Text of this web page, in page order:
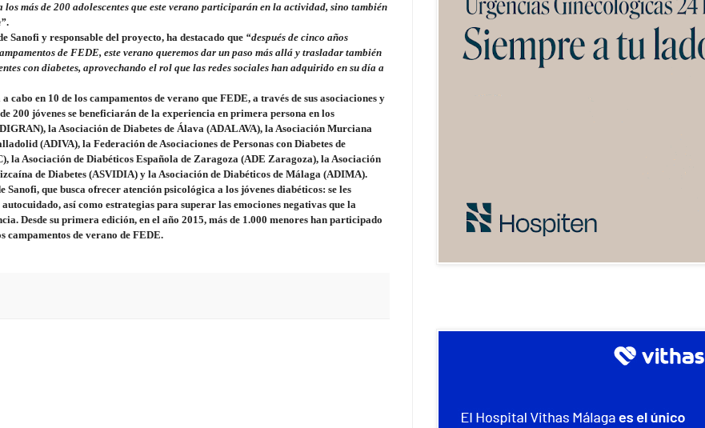
más de 200 adolescentes que este verano participarán en la actividad, sino también
.
Sanofi y responsable del proyecto, ha destacado que “después de cinco años
de FEDE, este verano queremos dar un paso más allá y trasladar también
con diabetes, aprovechando el rol que las redes sociales han adquirido en su día a
cabo en 10 de los campamentos de verano que FEDE, a través de sus asociaciones y
200 jóvenes se beneficiarán de la experiencia en primera persona en los
la Asociación de Diabetes de Álava (ADALAVA), la Asociación Murciana
(ADIVA), la Federación de Asociaciones de Personas con Diabetes de
la Asociación de Diabéticos Española de Zaragoza (ADE Zaragoza), la Asociación
de Diabetes (ASVIDIA) y la Asociación de Diabéticos de Málaga (ADIMA).
que busca ofrecer atención psicológica a los jóvenes diabéticos: se les
así como estrategias para superar las emociones negativas que la
Desde su primera edición, en el año 2015, más de 1.000 menores han participado
campamentos de verano de FEDE.